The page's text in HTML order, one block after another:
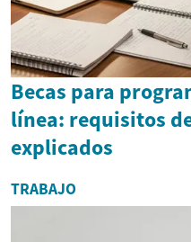
Becas para
línea: requisitos
explicados
TRABAJO